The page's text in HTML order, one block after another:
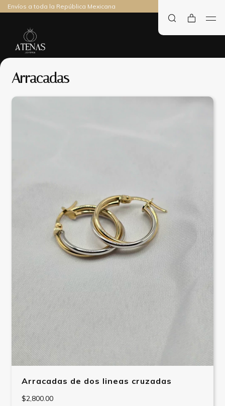
Envíos a toda la República Mexicana
Arracadas
Arracadas de dos lineas cruzadas
$2,800.00